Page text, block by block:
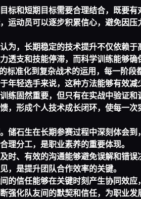
标和短期目标需要合理结合，既要
动员可以逐步积累信心，避免因压
为，长期稳定的技术提升不仅依赖
支和技能停滞，而科学训练能够确
标准化到复杂战术的运用，每一阶
轻选手来说，这种方法能够有效减
练固然重要，但只有在实战中验证
形成个人技术成长闭环，使每一次
储石生在长期参赛过程中深刻体会
理分工，是职业素养的重要体现。
时、有效的沟通能够避免误解和错
，是提升团队合作效率的关键。
的信任能够在关键时刻产生协同效
化队友间的默契和信任，为职业发